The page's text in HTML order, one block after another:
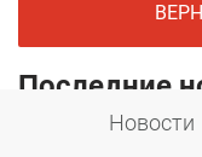
Последние
Новости